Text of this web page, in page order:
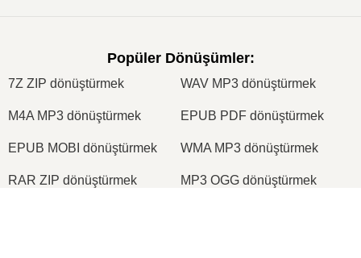
Popüler Dönüşümler:
7Z ZIP dönüştürmek WAV MP3 dönüştürmek
M4A MP3 dönüştürmek EPUB PDF dönüştürmek
EPUB MOBI dönüştürmek WMA MP3 dönüştürmek
RAR ZIP dönüştürmek MP3 OGG dönüştürmek